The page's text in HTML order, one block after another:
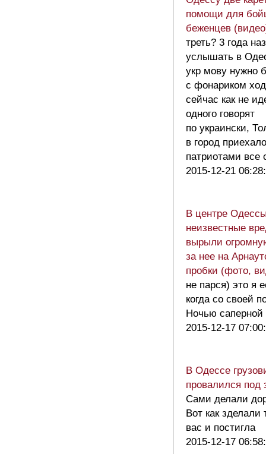
помощи для
беженцев
треть? 3 года
услышать в
укр мову нужно
с фонариком
сейчас как не
одного говорят
по украински,
в город
патриотами
2015-12-21
В центре
неизвестные
вырыли
за нее на
пробки (фото,
не парся) это я
когда со своей
Ночью
2015-12-17
В Одессе
провалился под
Сами делали
Вот как зделали
вас и постигла
2015-12-17